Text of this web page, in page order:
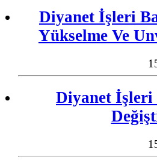
Diyanet İşleri
Yükselme Ve
Diyanet İşleri